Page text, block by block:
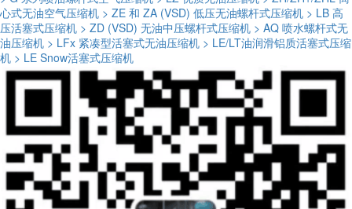
心式无油空气压缩机 > ZE 和 ZA (VSD) 低压无油螺杆式压缩机 > LB 高
压活塞式压缩机 > ZD (VSD) 无油中压螺杆式压缩机 > AQ 喷水螺杆式无
油压缩机 > LFx 紧凑型活塞式无油压缩机 > LE/LT油润滑铝质活塞式压缩
机 > LE Snow活塞式压缩机